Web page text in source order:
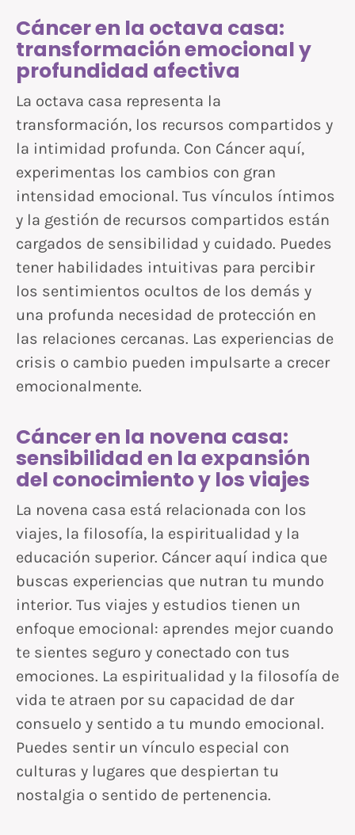
Cáncer en la octava casa:
transformación emocional y
profundidad afectiva
La octava casa representa la
transformación, los recursos compartidos y
la intimidad profunda. Con Cáncer aquí,
experimentas los cambios con gran
intensidad emocional. Tus vínculos íntimos
y la gestión de recursos compartidos están
cargados de sensibilidad y cuidado. Puedes
tener habilidades intuitivas para percibir
los sentimientos ocultos de los demás y
una profunda necesidad de protección en
las relaciones cercanas. Las experiencias de
crisis o cambio pueden impulsarte a crecer
emocionalmente.
Cáncer en la novena casa:
sensibilidad en la expansión
del conocimiento y los viajes
La novena casa está relacionada con los
viajes, la filosofía, la espiritualidad y la
educación superior. Cáncer aquí indica que
buscas experiencias que nutran tu mundo
interior. Tus viajes y estudios tienen un
enfoque emocional: aprendes mejor cuando
te sientes seguro y conectado con tus
emociones. La espiritualidad y la filosofía de
vida te atraen por su capacidad de dar
consuelo y sentido a tu mundo emocional.
Puedes sentir un vínculo especial con
culturas y lugares que despiertan tu
nostalgia o sentido de pertenencia.